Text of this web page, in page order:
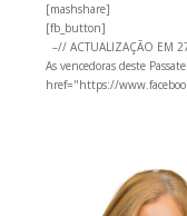
[mashshare]
[fb_button]
–// ACTUALIZAÇÃO EM
As vencedoras deste
href="https://